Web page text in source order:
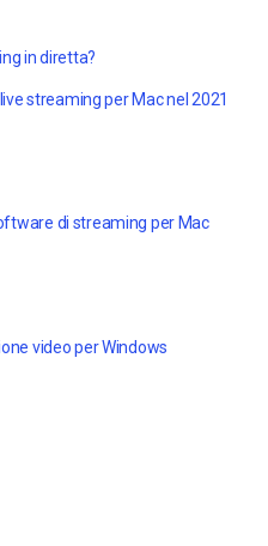
in diretta?
streaming per Mac nel 2021
di streaming per Mac
video per Windows